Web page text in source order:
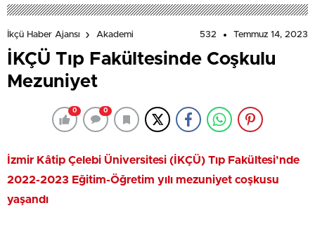
İkçü Haber Ajansı Akademi 532 Temmuz 14, 2023
İKÇÜ Tıp Fakültesinde Coşkulu
Mezuniyet
0 0
İzmir Kâtip Çelebi Üniversitesi (İKÇÜ) Tıp Fakültesi’nde
2022-2023 Eğitim-Öğretim yılı mezuniyet coşkusu
yaşandı